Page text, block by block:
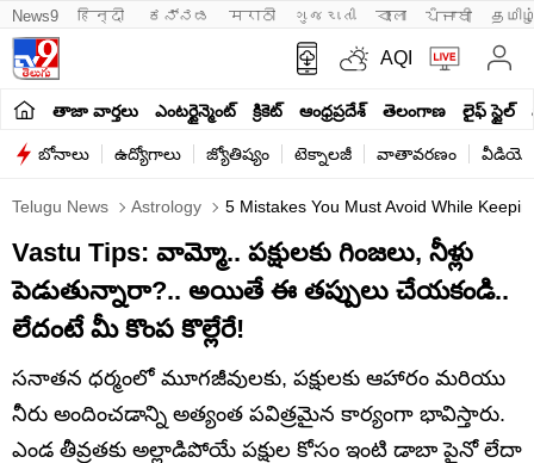
News9 हिन्दी ಕನ್ನಡ मराठी ગુજરાતી বাংলা ਪੰਜਾਬੀ
AQI
తాజా వార్తలు ఎంటర్టైన్మెంట్ క్రికెట్ ఆంధ్రప్రదేశ్ తెలంగాణ లైఫ్ స్టైల్
బోనాలు ఉద్యోగాలు జ్యోతిష్యం టెక్నాలజీ వాతావరణం
Telugu News Astrology 5 Mistakes You Must Avoid While
Vastu Tips: వామ్మో.. పక్షులకు గింజలు, నీళ్లు
పెడుతున్నారా?.. అయితే ఈ తప్పులు చేయకండి..
లేదంటే మీ కొంప కొల్లేరే!
సనాతన ధర్మంలో మూగజీవులకు, పక్షులకు ఆహారం మరియు
నీరు అందించడాన్ని అత్యంత పవిత్రమైన కార్యంగా భావిస్తారు.
ఎండ తీవ్రతకు అల్లాడిపోయే పక్షుల కోసం ఇంటి డాబా పైనో లేదా